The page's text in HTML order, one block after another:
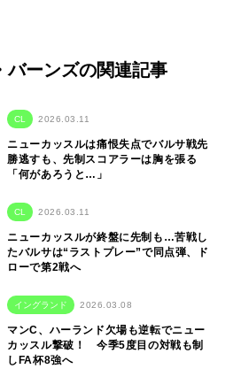
バーンズの関連記事
CL 2026.03.11
ニューカッスルは痛恨失点でバルサ戦先
勝逃すも、先制スコアラーは胸を張る
「何があろうと…」
CL 2026.03.11
ニューカッスルが終盤に先制も…苦戦し
たバルサは“ラストプレー”で同点弾、ド
ローで第2戦へ
イングランド 2026.03.08
マンC、ハーランド欠場も逆転でニュー
カッスル撃破！ 今季5度目の対戦も制
しFA杯8強へ